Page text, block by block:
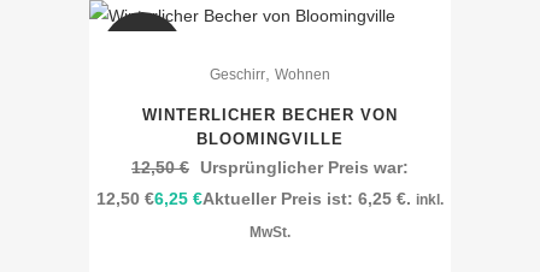
Geschirr Wohnen
WINTERLICHER BECHER VON
BLOOMINGVILLE
12,50€
Ursprünglicher Preis war:
12,50 €6,25 €Aktueller Preis ist: 6,25 €. inkl.
MwSt.